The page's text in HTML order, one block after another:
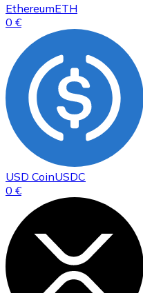
EthereumETH
0 €
USD CoinUSDC
0 €